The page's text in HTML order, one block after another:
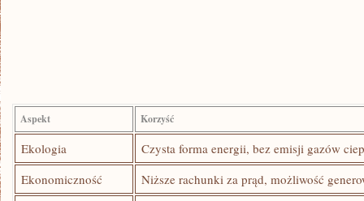
Aspekt Korzyść
Ekologia
Czysta forma energii, bez emisji gazów
Ekonomiczność
Niższe rachunki za prąd, możliwość